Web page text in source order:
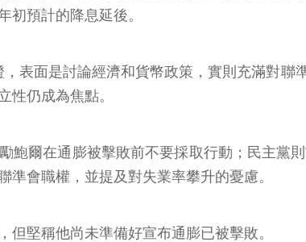
初預計的降息延後。
表面是討論經濟和貨幣政策，實則充滿對
性仍成為焦點。
鮑爾在通膨被擊敗前不要採取行動；民主黨
會職權，並提及對失業率攀升的憂慮。
堅稱他尚未準備好宣布通膨已被擊敗。